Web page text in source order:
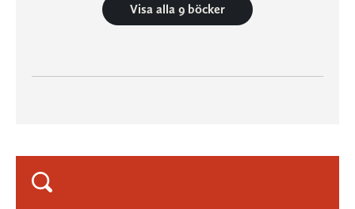
Visa alla 9 böcker